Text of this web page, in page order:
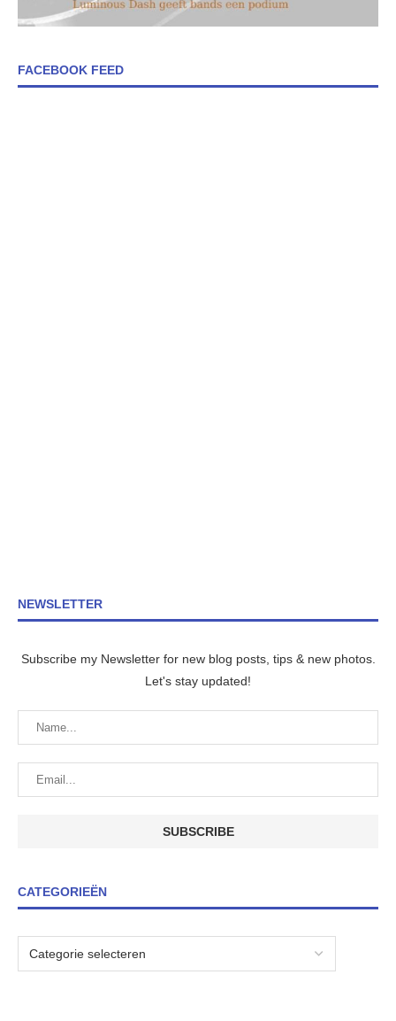
FACEBOOK FEED
NEWSLETTER
Subscribe my Newsletter for new blog posts, tips & new photos.
Let's stay updated!
CATEGORIEËN